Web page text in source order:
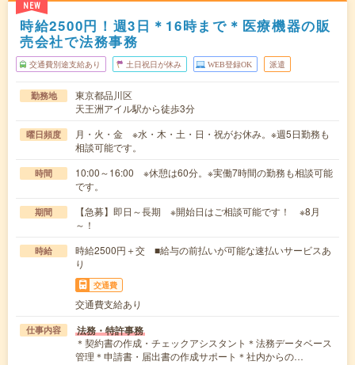
NEW
時給2500円！週3日＊16時まで＊医療機器の販
売会社で法務事務
交通費別途支給あり 土日祝日が休み WEB登録OK 派遣
勤務地
東京都品川区
天王洲アイル駅から徒歩3分
曜日頻度
月・火・金 ※水・木・土・日・祝がお休み。※週5日勤務も
相談可能です。
時間
10:00～16:00 ※休憩は60分。※実働7時間の勤務も相談可能
です。
期間
【急募】即日～長期 ※開始日はご相談可能です！ ※8月
～！
時給
時給2500円＋交 ■給与の前払いが可能な速払いサービスあ
り
交通費
交通費支給あり
仕事内容 法務・特許事務
＊契約書の作成・チェックアシスタント＊法務データベース
管理＊申請書・届出書の作成サポート＊社内からの…